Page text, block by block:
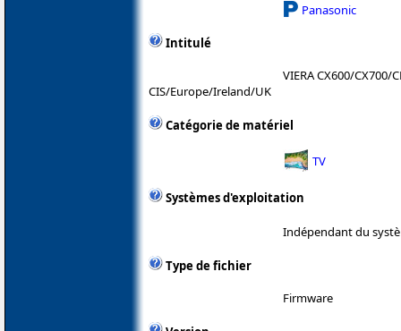
Panasonic
Intitulé
VIERA CX600/CX700/
CIS/Europe/Ireland/UK
Catégorie de matériel
TV
Systèmes d'exploitation
Indépendant du
Type de fichier
Firmware